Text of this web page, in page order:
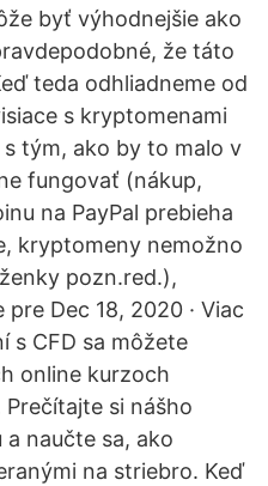
byť výhodnejšie ako
že táto
teda odhliadneme od
s kryptomenami
tým, ako by to malo v
fungovať (nákup,
na PayPal prebieha
kryptomeny nemožno
pozn.red.),
Dec 18, 2020 · Viac
s CFD sa môžete
online kurzoch
si nášho
naučte sa, ako
na striebro. Keď